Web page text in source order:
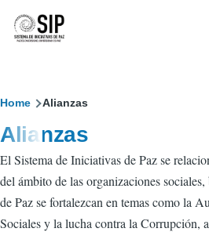
Sobrescribir
enlaces
de
ayuda
a
Home Alianzas
Alianzas
El Sistema de Iniciativas de Paz se
del ámbito de las organizaciones
de Paz se fortalezcan en temas como la
Sociales y la lucha contra la Corrupción,